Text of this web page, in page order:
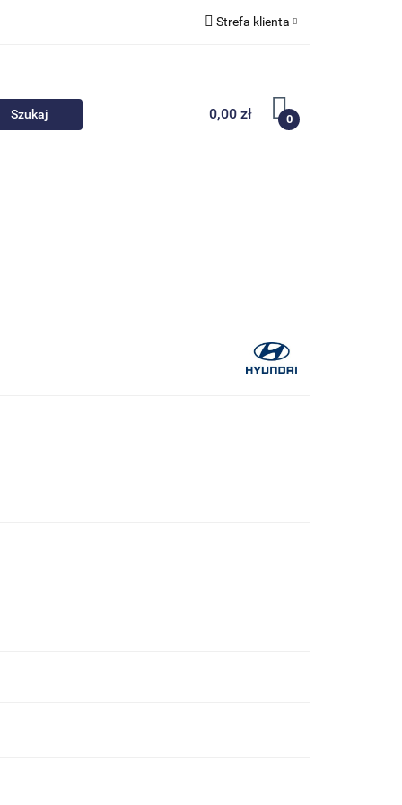
Strefa klienta
Zarejestruj się
Dodaj zgłoszenie
0,00 zł 0